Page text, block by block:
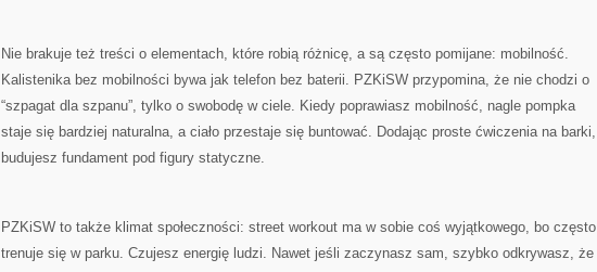
Nie brakuje też treści o elementach, które robią różnicę, a są często pomijane: mobilność.
Kalistenika bez mobilności bywa jak telefon bez baterii. PZKiSW przypomina, że nie chodzi o
“szpagat dla szpanu”, tylko o swobodę w ciele. Kiedy poprawiasz mobilność, nagle pompka
staje się bardziej naturalna, a ciało przestaje się buntować. Dodając proste ćwiczenia na barki,
budujesz fundament pod figury statyczne.
PZKiSW to także klimat społeczności: street workout ma w sobie coś wyjątkowego, bo często
trenuje się w parku. Czujesz energię ludzi. Nawet jeśli zaczynasz sam, szybko odkrywasz, że